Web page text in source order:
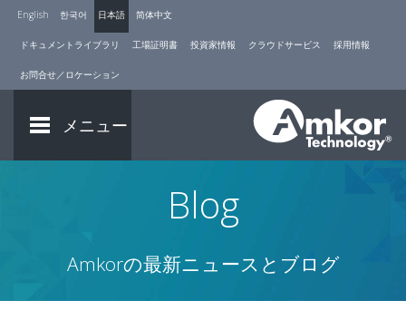
English 한국어 日本語 简体中文
ドキュメントライブラリ 工場証明書 投資家情報 クラウドサービス 採用情報
お問合せ／ロケーション
メニュー
Blog
Amkorの最新ニュースとブログ